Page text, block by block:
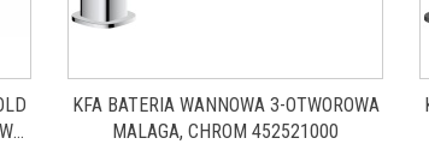
KFA BATERIA WANNOWA 3-OTWOROWA
MALAGA, CHROM 452521000